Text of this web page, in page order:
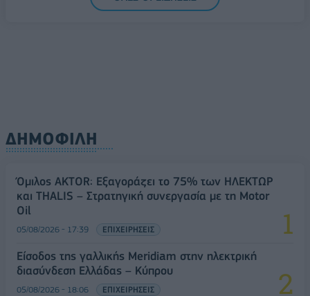
ΔΗΜΟΦΙΛΗ
Όμιλος AKTOR: Εξαγοράζει το 75% των ΗΛΕΚΤΩΡ
και THALIS – Στρατηγική συνεργασία με τη Motor
Oil
05/08/2026 - 17:39 ΕΠΙΧΕΙΡΗΣΕΙΣ
Είσοδος της γαλλικής Meridiam στην ηλεκτρική
διασύνδεση Ελλάδας – Κύπρου
05/08/2026 - 18:06 ΕΠΙΧΕΙΡΗΣΕΙΣ